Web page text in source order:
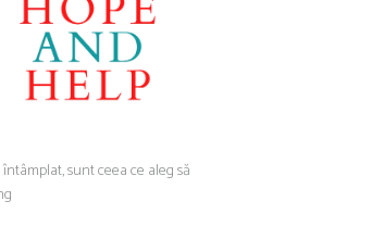
sunt ceea ce aleg să